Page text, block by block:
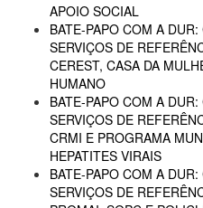
APOIO SOCIAL
BATE-PAPO COM A
SERVIÇOS DE
CEREST, CASA DA
HUMANO
BATE-PAPO COM A
SERVIÇOS DE
CRMI E PROGRAMA
HEPATITES VIRAIS
BATE-PAPO COM A
SERVIÇOS DE